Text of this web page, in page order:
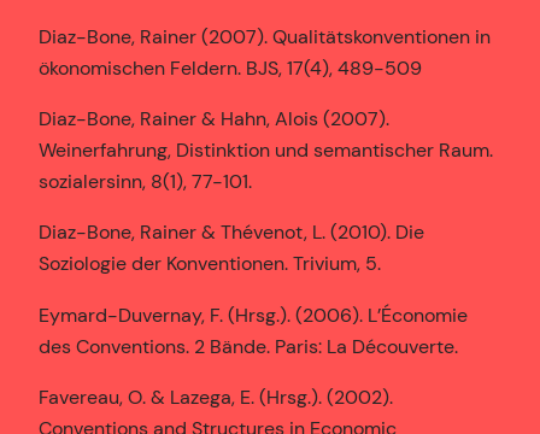
Diaz-Bone, Rainer (2007). Qualitätskonventionen in
ökonomischen Feldern. BJS, 17(4), 489-509
Diaz-Bone, Rainer & Hahn, Alois (2007).
Weinerfahrung, Distinktion und semantischer Raum.
sozialersinn, 8(1), 77-101.
Diaz-Bone, Rainer & Thévenot, L. (2010). Die
Soziologie der Konventionen. Trivium, 5.
Eymard-Duvernay, F. (Hrsg.). (2006). L’Économie
des Conventions. 2 Bände. Paris: La Découverte.
Favereau, O. & Lazega, E. (Hrsg.). (2002).